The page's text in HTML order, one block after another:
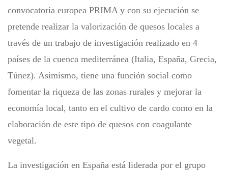
convocatoria europea PRIMA y con su ejecución se
pretende realizar la valorización de quesos locales a
través de un trabajo de investigación realizado en 4
países de la cuenca mediterránea (Italia, España, Grecia,
Túnez). Asimismo, tiene una función social como
fomentar la riqueza de las zonas rurales y mejorar la
economía local, tanto en el cultivo de cardo como en la
elaboración de este tipo de quesos con coagulante
vegetal.
La investigación en España está liderada por el grupo